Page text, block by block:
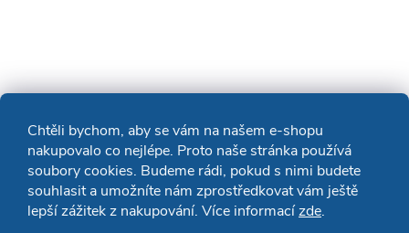
Chtěli bychom, aby se vám na našem e-shopu
nakupovalo co nejlépe. Proto naše stránka používá
soubory cookies. Budeme rádi, pokud s nimi budete
souhlasit a umožníte nám zprostředkovat vám ještě
lepší zážitek z nakupování. Více informacízde.